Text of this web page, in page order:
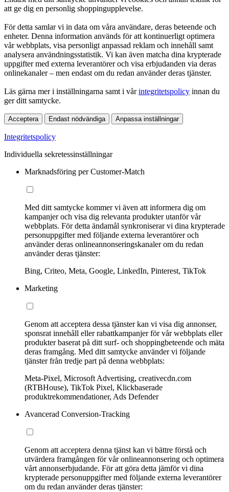
att ge dig en personlig shoppingupplevelse.
För detta samlar vi in data om våra användare, deras beteende och
enheter. Denna information används för att kontinuerligt optimera
vår webbplats, visa personligt anpassad reklam och innehåll samt
analysera användningsstatistik. Vi kan även matcha dina krypterade
uppgifter med externa leverantörer och visa erbjudanden via deras
onlinekanaler – men endast om du redan använder deras tjänster.
Läs gärna mer i inställningarna samt i vårintegritetspolicy innan du
ger ditt samtycke.
Acceptera Endast nödvändiga Anpassa inställningar
Integritetspolicy
Individuella sekretessinställningar
Marknadsföring per Customer-Match
Med ditt samtycke kommer vi även att informera dig om
kampanjer och visa dig relevanta produkter utanför vår
webbplats. För detta ändamål synkroniserar vi dina krypterade
personuppgifter med följande externa leverantörer och
använder deras onlineannonseringskanaler om du redan
använder deras tjänster:
Bing, Criteo, Meta, Google, LinkedIn, Pinterest, TikTok
Marketing
Genom att acceptera dessa tjänster kan vi visa dig annonser,
sponsrat innehåll eller rabattkampanjer för vår webbplats eller
produkter baserat på ditt surf- och shoppingbeteende och mäta
deras framgång. Med ditt samtycke använder vi följande
tjänster från tredje part på denna webbplats:
Meta-Pixel, Microsoft Advertising, creativecdn.com
(RTBHouse), TikTok Pixel, Klickbaserade
produktrekommendationer, Ads Defender
Avancerad Conversion-Tracking
Genom att acceptera denna tjänst kan vi bättre förstå och
utvärdera framgången för vår onlineannonsering och optimera
vårt annonserbjudande. För att göra detta jämför vi dina
krypterade personuppgifter med följande externa leverantörer
om du redan använder deras tjänster: